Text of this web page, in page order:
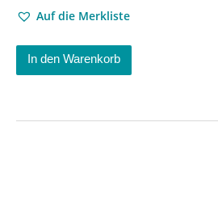
Auf die Merkliste
In den Warenkorb